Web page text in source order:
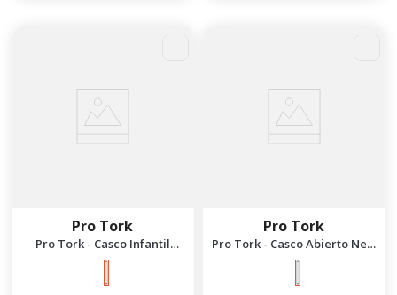
Pro Tork
Pro Tork - Casco Infantil
Liberty 4 M | Negro Mate
Pro Tork
Pro Tork - Casco Abierto New
Liberty 3 Mate S | Azul Negro